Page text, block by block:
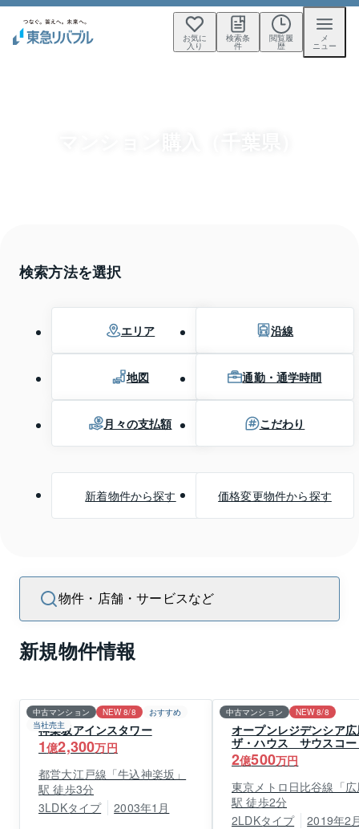
お気に
入り
検索条
件
閲覧履
歴
メ
ニュー
マンション購入（千葉県）
検索方法を選択
エリア 沿線
地図 通勤・通学時間
月々の支払額 こだわり
新着物件から探す 価格変更物件から探す
物件・店舗・サービスなど
新規物件情報
中古マンション NEW 8/8
おすすめ
当社売主
神楽坂アインスタワー
1億2,300万円
都営大江戸線「牛込神楽坂」
駅 徒歩3分
3LDKタイプ
2003年1月
中古マンション NEW 8/8
オープンレジデンシア
ザ・ハウス サウスコー
2億500万円
東京メトロ日比谷線「
駅 徒歩2分
2LDKタイプ
2019年2